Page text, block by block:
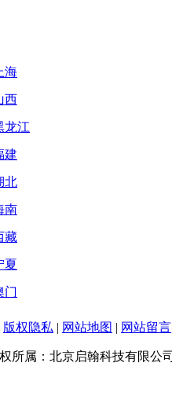
海
西
龙江
建
北
南
藏
夏
门
版权隐私 | 网站地图 | 网站留言
权所属：北京启翰科技有限公